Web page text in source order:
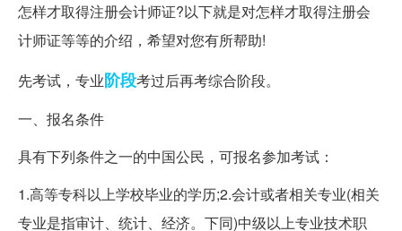
怎样才取得注册会计师证?以下就是对怎样才取得注册会
计师证等等的介绍，希望对您有所帮助!
先考试，专业阶段考过后再考综合阶段。
一、报名条件
具有下列条件之一的中国公民，可报名参加考试：
1.高等专科以上学校毕业的学历;2.会计或者相关专业(相关
专业是指审计、统计、经济。下同)中级以上专业技术职